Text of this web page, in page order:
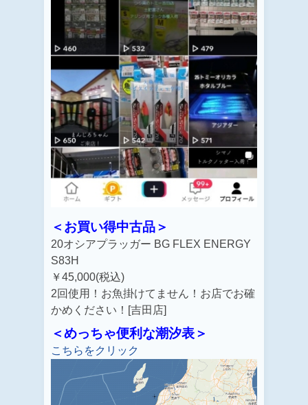
＜お買い得中古品＞
20オシアプラッガー BG FLEX ENERGY
S83H
￥45,000(税込)
2回使用！お魚掛けてません！お店でお確
かめください！[吉田店]
＜めっちゃ便利な潮汐表＞
こちらをクリック